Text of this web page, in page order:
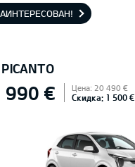
990 € Цена: 20 490 €
Скидка: 1 500 €